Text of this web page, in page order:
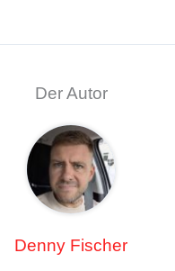
Der Autor
Denny Fischer